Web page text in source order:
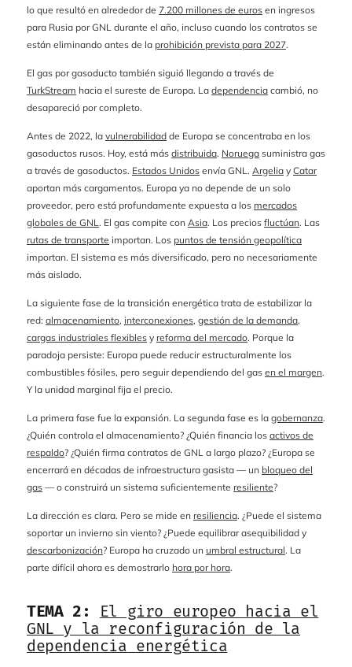
lo que resultó en alrededor de 7.200 millones de euros en ingresos
para Rusia por GNL durante el año, incluso cuando los contratos se
están eliminando antes de la prohibición prevista para 2027.
El gas por gasoducto también siguió llegando a través de
TurkStream hacia el sureste de Europa. La dependencia cambió, no
desapareció por completo.
Antes de 2022, la vulnerabilidad de Europa se concentraba en los
gasoductos rusos. Hoy, está más distribuida. Noruega suministra gas
a través de gasoductos. Estados Unidos envía GNL. Argelia y Catar
aportan más cargamentos. Europa ya no depende de un solo
proveedor, pero está profundamente expuesta a los mercados
globales de GNL . El gas compite con Asia. Los precios fluctúan. Las
rutas de transporte importan. Los puntos de tensión geopolítica
importan. El sistema es más diversificado, pero no necesariamente
más aislado.
La siguiente fase de la transición energética trata de estabilizar la
red: almacenamiento, interconexiones, gestión de la demanda,
cargas industriales flexibles y reforma del mercado. Porque la
paradoja persiste: Europa puede reducir estructuralmente los
combustibles fósiles, pero seguir dependiendo del gas en el margen.
Y la unidad marginal fija el precio.
La primera fase fue la expansión. La segunda fase es la gobernanza.
¿Quién controla el almacenamiento? ¿Quién financia los activos de
respaldo? ¿Quién firma contratos de GNL a largo plazo? ¿Europa se
encerrará en décadas de infraestructura gasista — un bloqueo del
gas — o construirá un sistema suficientemente resiliente?
La dirección es clara. Pero se mide en resiliencia. ¿Puede el sistema
soportar un invierno sin viento? ¿Puede equilibrar asequibilidad y
descarbonización? Europa ha cruzado un umbral estructural. La
parte difícil ahora es demostrarlo hora por hora.
TEMA 2: El giro europeo hacia el
GNL y la reconfiguración de la
dependencia energética